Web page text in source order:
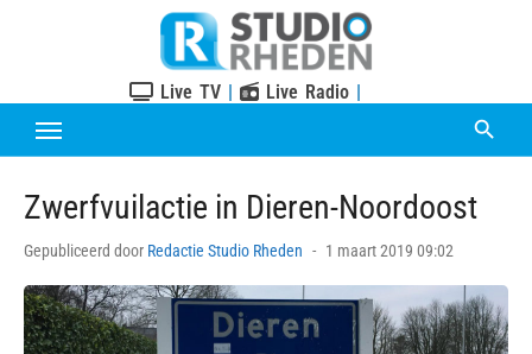
Live TV | Live Radio |
Zwerfvuilactie in Dieren-Noordoost
Gepubliceerd door Redactie Studio Rheden
Posted
1 maart 2019 09:02